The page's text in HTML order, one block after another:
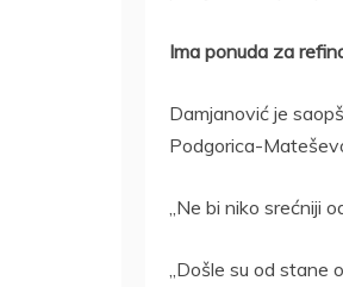
Ima ponuda za
Damjanović je
Podgorica-
„Ne bi niko srećniji
„Došle su od stane